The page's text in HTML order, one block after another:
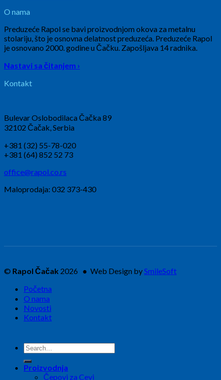
O nama
Preduzeće Rapol se bavi proizvodnjom okova za metalnu
stolariju, što je osnovna delatnost preduzeća. Preduzeće Rapol
je osnovano 2000. godine u Čačku. Zapošljava 14 radnika.
Nastavi sa čitanjem ›
Kontakt
Bulevar Oslobodilaca Čačka 89
32102 Čačak, Serbia
+381 (32) 55-78-020
+381 (64) 852 52 73
office@rapol.co.rs
Maloprodaja: 032 373-430
© Rapol Čačak 2026 ● Web Design bySmileSoft
Početna
O nama
Novosti
Kontakt
Search
for:
Proizvodnja
Čepovi za Cevi